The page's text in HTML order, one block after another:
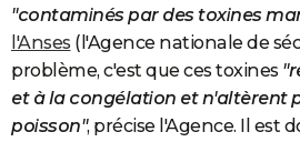
"contaminés par des toxines
l'Anses (l'Agence nationale de
problème, c'est que ces toxines
et à la congélation et n'altèrent
poisson", précise l'Agence. Il est